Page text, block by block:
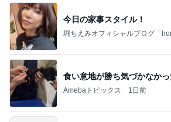
今日の家事スタイル！
堀ちえみオフィシャルブログ「
食い意地が勝ち気づかなか
Amebaトピックス 1日前